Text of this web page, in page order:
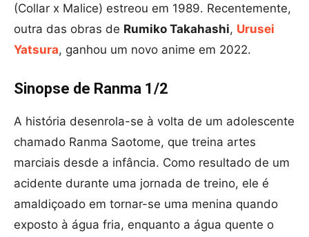
(Collar x Malice) estreou em 1989. Recentemente,
outra das obras de Rumiko Takahashi, Urusei
Yatsura, ganhou um novo anime em 2022.
Sinopse de Ranma 1/2
A história desenrola-se à volta de um adolescente
chamado Ranma Saotome, que treina artes
marciais desde a infância. Como resultado de um
acidente durante uma jornada de treino, ele é
amaldiçoado em tornar-se uma menina quando
exposto à água fria, enquanto a água quente o